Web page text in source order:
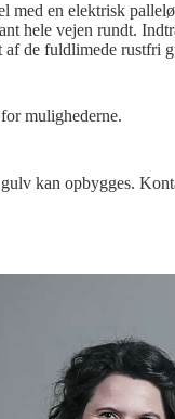
en elektrisk
hele vejen rundt.
de fuldlimede rustfri
mulighederne.
kan opbygges.